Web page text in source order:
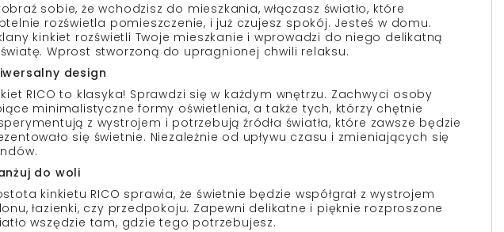
sobie, że wchodzisz do mieszkania, włączasz światło, które
rozświetla pomieszczenie, i już czujesz spokój. Jesteś w domu.
kinkiet rozświetli Twoje mieszkanie i wprowadzi do niego delikatną
Wprost stworzoną do upragnionej chwili relaksu.
design
RICO to klasyka! Sprawdzi się w każdym wnętrzu. Zachwyci osoby
minimalistyczne formy oświetlenia, a także tych, którzy chętnie
z wystrojem i potrzebują źródła światła, które zawsze będzie
się świetnie. Niezależnie od upływu czasu i zmieniających się
do woli
kinkietu RICO sprawia, że świetnie będzie współgrał z wystrojem
łazienki, czy przedpokoju. Zapewni delikatne i pięknie rozproszone
wszędzie tam, gdzie tego potrzebujesz.